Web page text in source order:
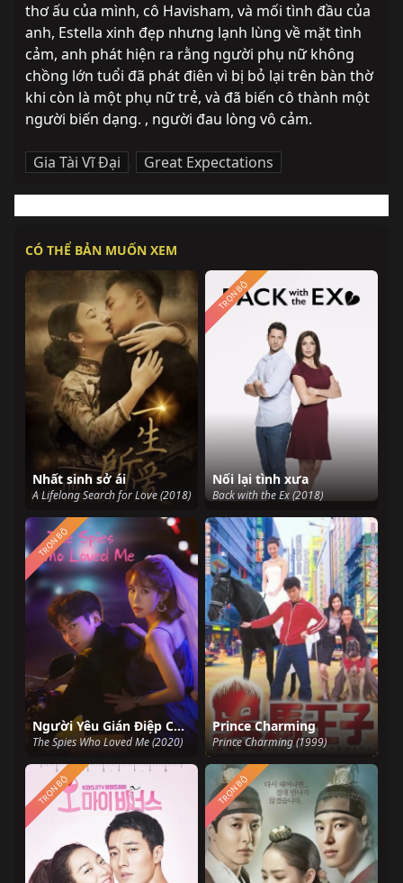
thơ ấu của mình, cô Havisham, và mối tình đầu của
anh, Estella xinh đẹp nhưng lạnh lùng về mặt tình
cảm, anh phát hiện ra rằng người phụ nữ không
chồng lớn tuổi đã phát điên vì bị bỏ lại trên bàn thờ
khi còn là một phụ nữ trẻ, và đã biến cô thành một
người biến dạng. , người đau lòng vô cảm.
Gia Tài Vĩ Đại , Great Expectations
CÓ THỂ BẢN MUỐN XEM
Nhất sinh sở ái
A Lifelong Search for Love (2018)
Nối lại tình xưa
Back with the Ex (2018)
TRỌN BỘ
Người Yêu Gián Điệp Của Tôi
The Spies Who Loved Me (2020)
TRỌN BỘ
Prince Charming
Prince Charming (1999)
TRỌN BỘ TRỌN BỘ